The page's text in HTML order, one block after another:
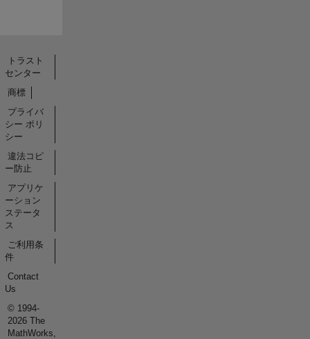
トラスト
センター
商標
プライバ
シー ポリ
シー
違法コピ
ー防止
アプリケ
ーション
ステータ
ス
ご利用条
件
Contact
Us
© 1994-
2026 The
MathWorks,